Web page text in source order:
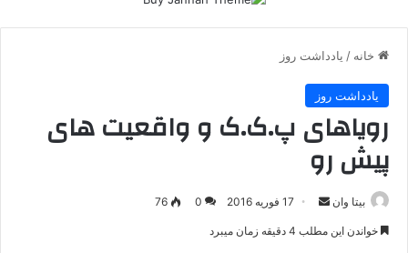
خانه / یادداشت روز
یادداشت روز
رویاهای پ.ک.ک و واقعیت های
پیش رو
بیتا وان
ر
17 فوریه 2016 0
76
خواندن این مطلب 4 دقیقه زمان میبرد